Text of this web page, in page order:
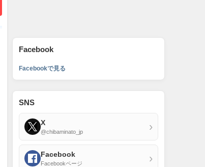
Facebook
Facebookで見る
SNS
X
@chibaminato_jp ›
Facebook
Facebookページ ›